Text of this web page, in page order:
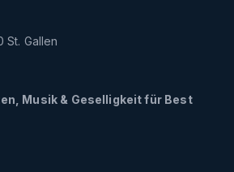
St. Gallen
Musik & Geselligkeit für Best